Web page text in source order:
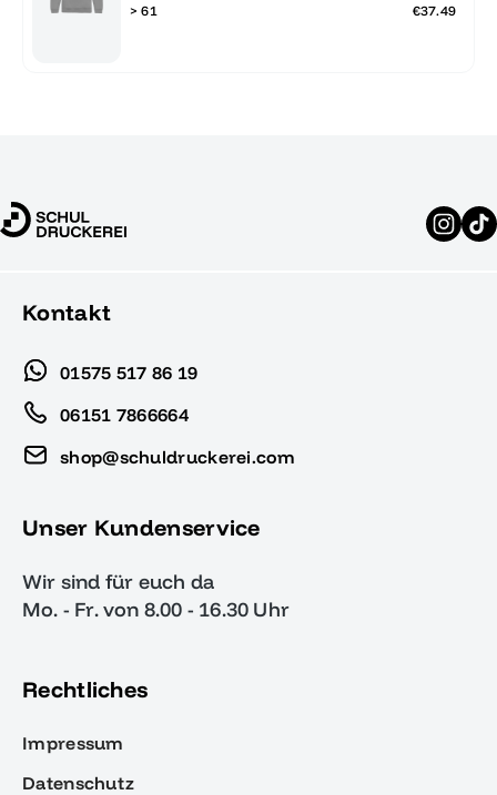
> 61
€37.49
Kontakt
01575 517 86 19
06151 7866664
shop@schuldruckerei.com
Unser Kundenservice
Wir sind für euch da
Mo. - Fr. von 8.00 - 16.30 Uhr
Rechtliches
Impressum
Datenschutz